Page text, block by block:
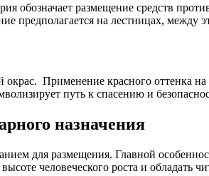
обозначает размещение средств
предполагается на лестницах,
Применение красного оттенка
путь к спасению и
назначения
для размещения. Главной
человеческого роста и